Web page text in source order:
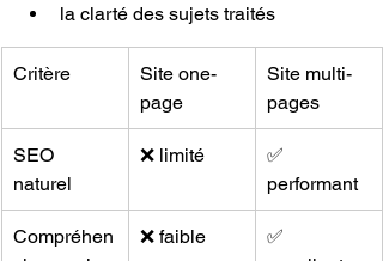
la clarté des sujets traités
Critère
Site one-
page
Site multi-
pages
SEO
naturel
❌ limité
✅
performant
Compréhen
❌ faible
✅